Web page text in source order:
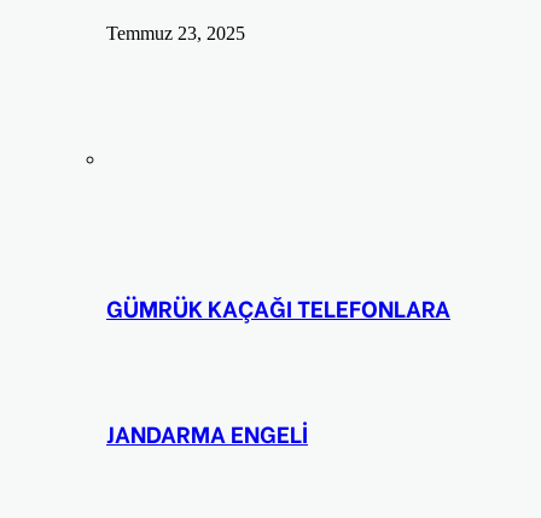
Temmuz 23, 2025
GÜMRÜK KAÇAĞI TELEFONLARA
JANDARMA ENGELİ